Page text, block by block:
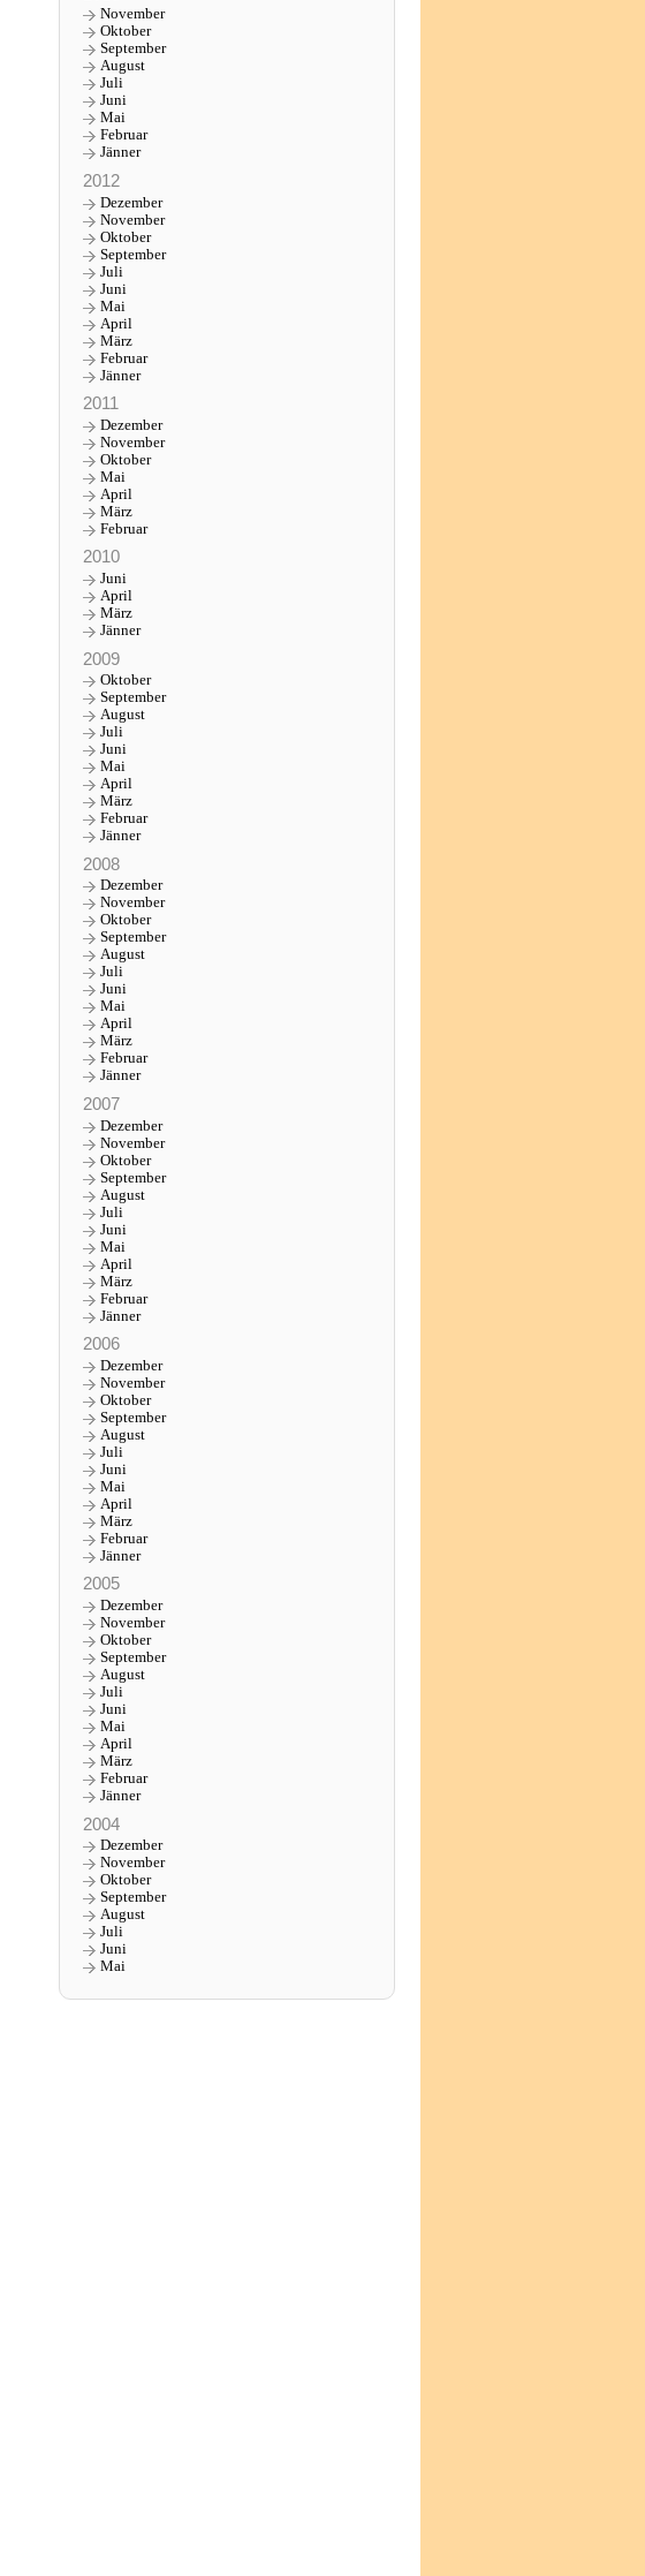
November
Oktober
September
August
Juli
Juni
Mai
Februar
Jänner
2012
Dezember
November
Oktober
September
Juli
Juni
Mai
April
März
Februar
Jänner
2011
Dezember
November
Oktober
Mai
April
März
Februar
2010
Juni
April
März
Jänner
2009
Oktober
September
August
Juli
Juni
Mai
April
März
Februar
Jänner
2008
Dezember
November
Oktober
September
August
Juli
Juni
Mai
April
März
Februar
Jänner
2007
Dezember
November
Oktober
September
August
Juli
Juni
Mai
April
März
Februar
Jänner
2006
Dezember
November
Oktober
September
August
Juli
Juni
Mai
April
März
Februar
Jänner
2005
Dezember
November
Oktober
September
August
Juli
Juni
Mai
April
März
Februar
Jänner
2004
Dezember
November
Oktober
September
August
Juli
Juni
Mai